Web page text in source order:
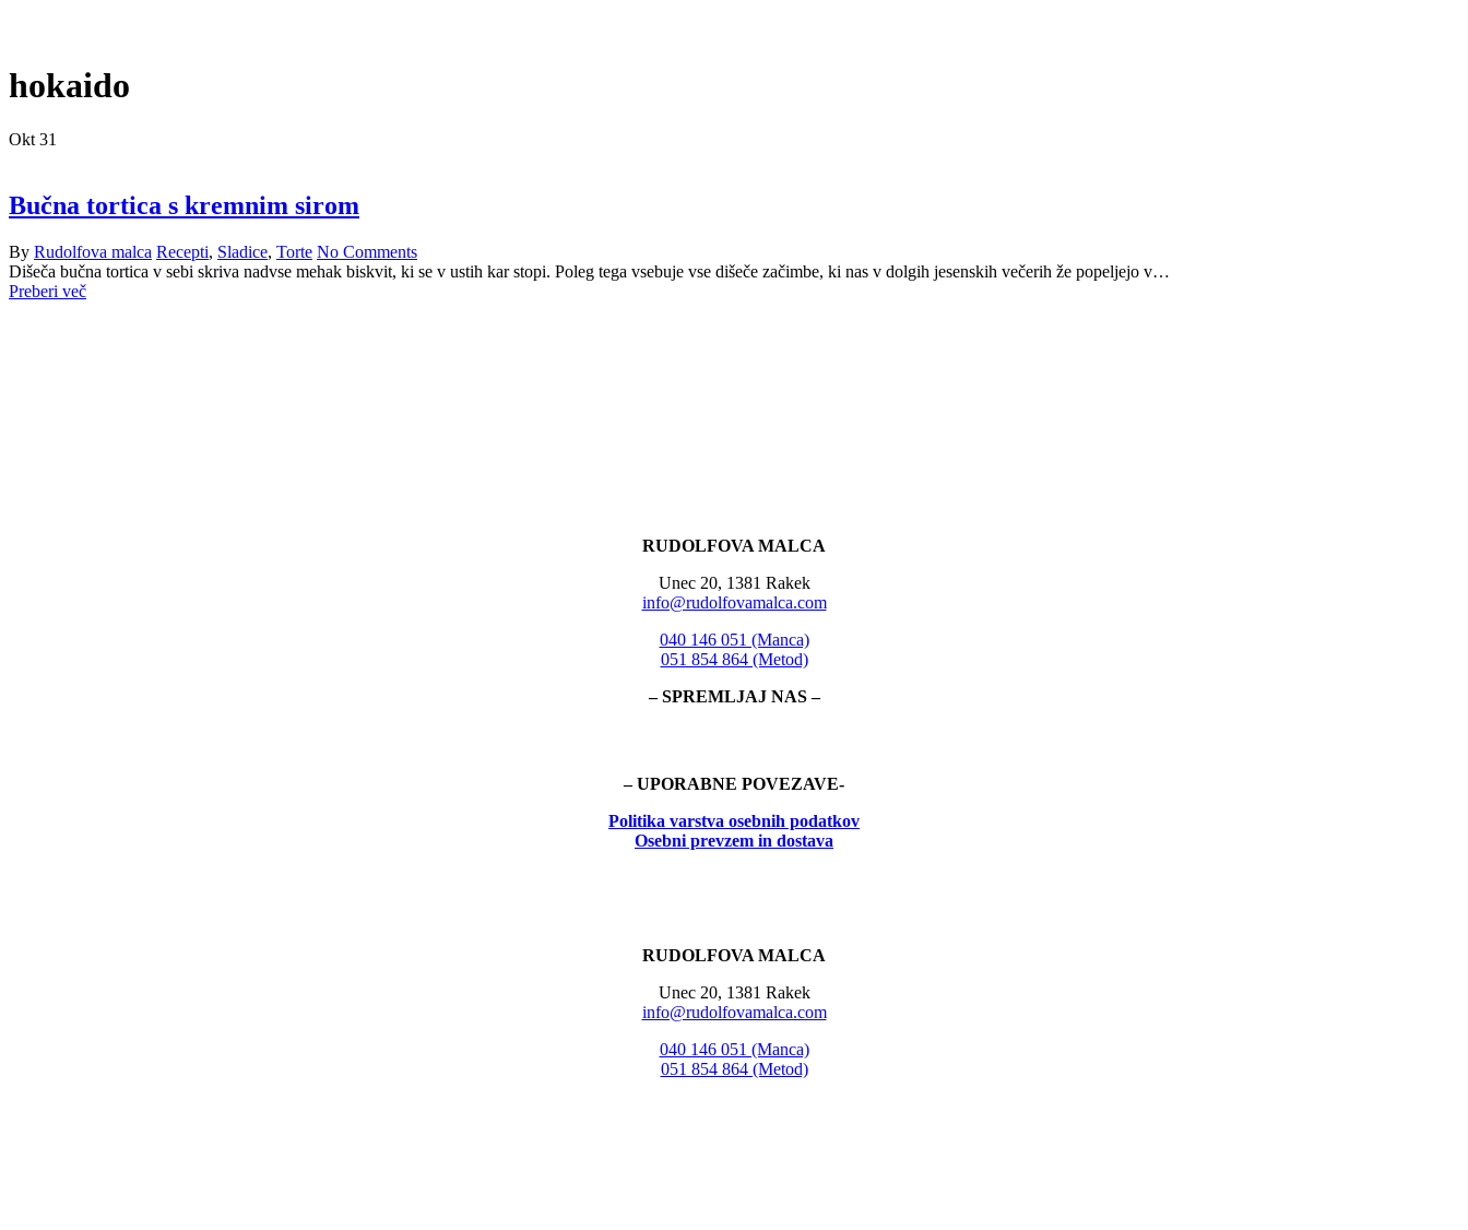
hokaido
Okt 31
Bučna tortica s kremnim sirom
By Rudolfova malca Recepti, Sladice, Torte No Comments
Dišeča bučna tortica v sebi skriva nadvse mehak biskvit, ki se v ustih kar stopi. Poleg tega vsebuje vse dišeče začimbe, ki nas v dolgih jesenskih večerih že popeljejo v…
Preberi več
RUDOLFOVA MALCA
Unec 20, 1381 Rakek
info@rudolfovamalca.com
040 146 051 (Manca)
051 854 864 (Metod)
– SPREMLJAJ NAS –
– UPORABNE POVEZAVE-
Politika varstva osebnih podatkov
Osebni prevzem in dostava
RUDOLFOVA MALCA
Unec 20, 1381 Rakek
info@rudolfovamalca.com
040 146 051 (Manca)
051 854 864 (Metod)